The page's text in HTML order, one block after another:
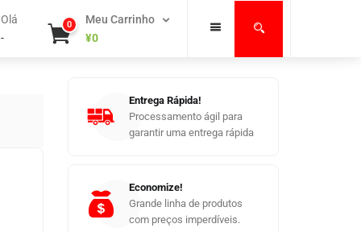
Olá
-
Meu Carrinho
0
¥0
Entrega Rápida!
Processamento ágil para
garantir uma entrega rápida
Economize!
Grande linha de produtos
com preços imperdíveis.